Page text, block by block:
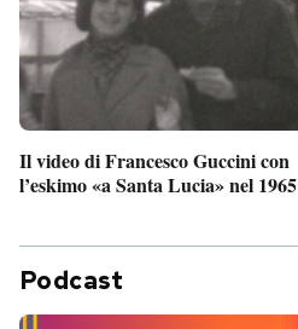
Il video di Francesco Guccini con
l’eskimo «a Santa Lucia» nel 1965
Podcast